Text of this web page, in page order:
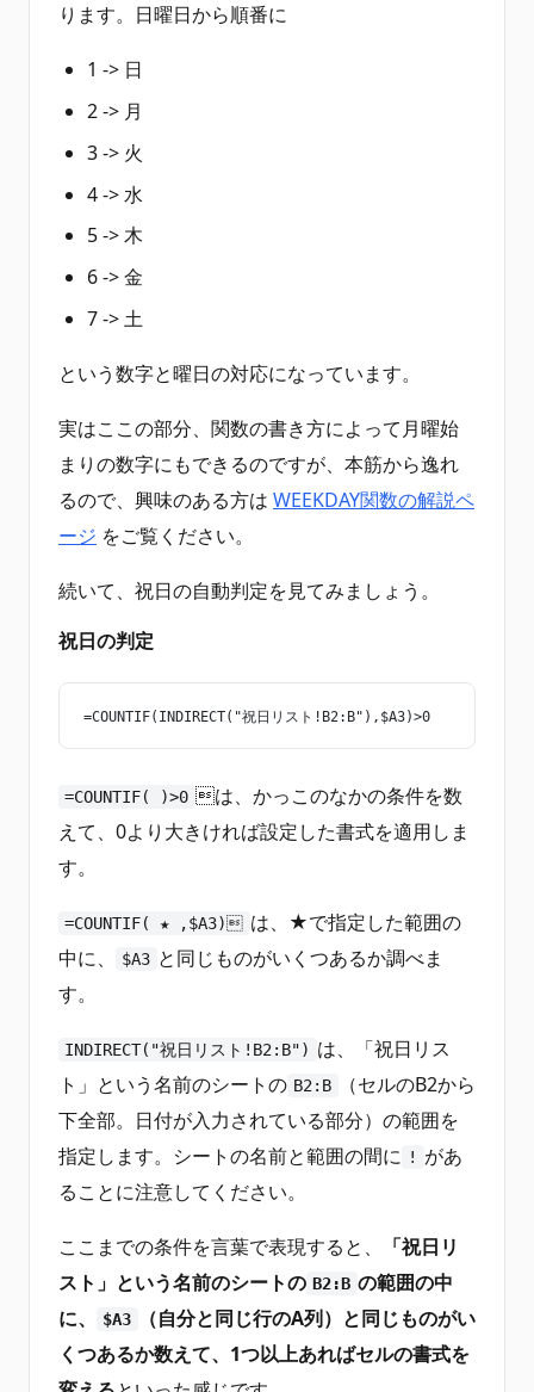
ります。日曜日から順番に
1 -> 日
2 -> 月
3 -> 火
4 -> 水
5 -> 木
6 -> 金
7 -> 土
という数字と曜日の対応になっています。
実はここの部分、関数の書き方によって月曜始
まりの数字にもできるのですが、本筋から逸れ
るので、興味のある方は WEEKDAY関数の解説ペ
ージ をご覧ください。
続いて、祝日の自動判定を見てみましょう。
祝日の判定
=COUNTIF(INDIRECT("祝日リスト!B2:B"),$A3)>0
=COUNTIF( )>0 は、かっこのなかの条件を数
えて、0より大きければ設定した書式を適用しま
す。
=COUNTIF( ★ ,$A3) は、★で指定した範囲の
中に、
$A3 と同じものがいくつあるか調べま
す。
INDIRECT("祝日リスト!B2:B") は、「祝日リス
ト」という名前のシートの B2:B
（セルのB2から
下全部。日付が入力されている部分）の範囲を
指定します。シートの名前と範囲の間に !
があ
ることに注意してください。
ここまでの条件を言葉で表現すると、
「祝日リ
スト」という名前のシートの B2:B の範囲の中
に、
$A3
（自分と同じ行のA列）と同じものがい
くつあるか数えて、1つ以上あればセルの書式を